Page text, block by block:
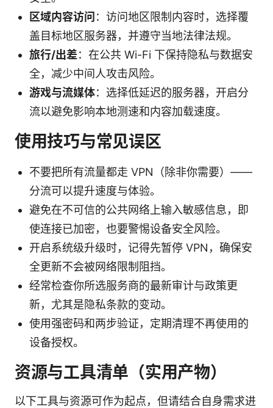
区域内容访问 ：访问地区限制内容时，选择覆
盖目标地区服务器，并遵守当地法律法规。
旅行/出差：在公共 Wi-Fi 下保持隐私与数据安
全，减少中间人攻击风险。
游戏与流媒体：选择低延迟的服务器，开启分
流以避免影响本地测速和内容加载速度。
使用技巧与常见误区
不要把所有流量都走 VPN（除非你需要）——
分流可以提升速度与体验。
避免在不可信的公共网络上输入敏感信息，即
使连接已加密，也要警惕设备安全风险。
开启系统级升级时，记得先暂停 VPN，确保安
全更新不会被网络限制阻挡。
经常检查你所选服务商的最新审计与政策更
新，尤其是隐私条款的变动。
使用强密码和两步验证，定期清理不再使用的
设备授权。
资源与工具清单（实用产物）
以下工具与资源可作为起点，但请结合自身需求进